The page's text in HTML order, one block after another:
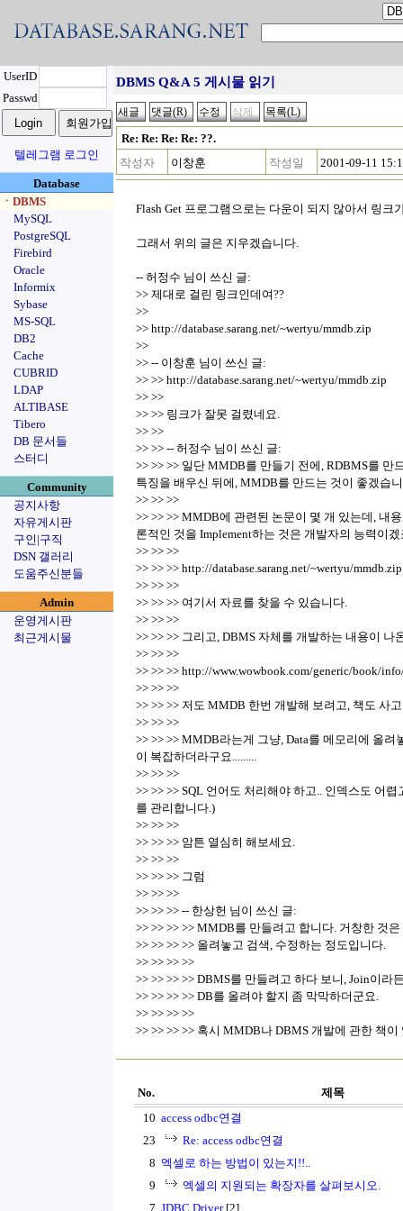
UserID
Passwd
텔레그램 로그인
Database
ㆍDBMS
MySQL
PostgreSQL
Firebird
Oracle
Informix
Sybase
MS-SQL
DB2
Cache
CUBRID
LDAP
ALTIBASE
Tibero
DB 문서들
스터디
Community
공지사항
자유게시판
구인|구직
DSN 갤러리
도움주신분들
Admin
운영게시판
최근게시물
DBMS Q&A 5 게시물 읽기
Re: Re: Re: Re: ??.
작성자
이창훈 작성일 2001-09-11
Flash Get 프로그램으로는 다운이 되지 않아서 링크
그래서 위의 글은 지우겠습니다.
-- 허정수 님이 쓰신 글:
>> 제대로 걸린 링크인데여??
>>
>> http://database.sarang.net/~wertyu/mmdb.zip
>>
>> -- 이창훈 님이 쓰신 글:
>> >> http://database.sarang.net/~wertyu/mmdb.zip
>> >>
>> >> 링크가 잘못 걸렸네요.
>> >>
>> >> -- 허정수 님이 쓰신 글:
>> >> >> 일단 MMDB를 만들기 전에, RDBMS를
특징을 배우신 뒤에, MMDB를 만드는 것이 좋겠습
>> >> >>
>> >> >> MMDB에 관련된 논문이 몇 개 있는데, 내
론적인 것을 Implement하는 것은 개발자의 능력이겠
>> >> >>
>> >> >> http://database.sarang.net/~wertyu/mmdb.zip
>> >> >>
>> >> >> 여기서 자료를 찾을 수 있습니다.
>> >> >>
>> >> >> 그리고, DBMS 자체를 개발하는 내용이
>> >> >>
>> >> >> http://www.wowbook.com/generic/book/
>> >> >>
>> >> >> 저도 MMDB 한번 개발해 보려고, 책도 사
>> >> >>
>> >> >> MMDB라는게 그냥, Data를 메모리에 올
이 복잡하더라구요.........
>> >> >>
>> >> >> SQL 언어도 처리해야 하고.. 인덱스도 어
를 관리합니다.)
>> >> >>
>> >> >> 암튼 열심히 해보세요.
>> >> >>
>> >> >> 그럼
>> >> >>
>> >> >> -- 한상헌 님이 쓰신 글:
>> >> >> >> MMDB를 만들려고 합니다. 거창한 것
>> >> >> >> 올려놓고 검색, 수정하는 정도입니다.
>> >> >> >>
>> >> >> >> DBMS를 만들려고 하다 보니, Join이라
>> >> >> >> DB를 올려야 할지 좀 막막하더군요.
>> >> >> >>
>> >> >> >> 혹시 MMDB나 DBMS 개발에 관한 책
No.
제목
10 access odbc연결
23
Re: access odbc연결
8 엑셀로 하는 방법이 있는지!!..
9
엑셀의 지원되는 확장자를 살펴보시오.
7 JDBC Driver[2]